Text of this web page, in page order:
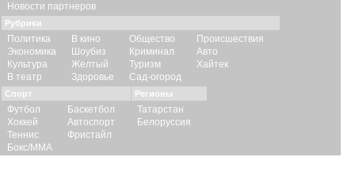
Новости партнеров
Рубрики
Политика
Экономика
Культура
В театр
В кино
Шоубиз
Желтый
Здоровье
Общество
Криминал
Туризм
Сад-огород
Происшествия
Авто
Хайтек
Спорт
Футбол
Хоккей
Теннис
Бокс/ММА
Баскетбол
Автоспорт
Фристайл
Регионы
Татарстан
Белоруссия